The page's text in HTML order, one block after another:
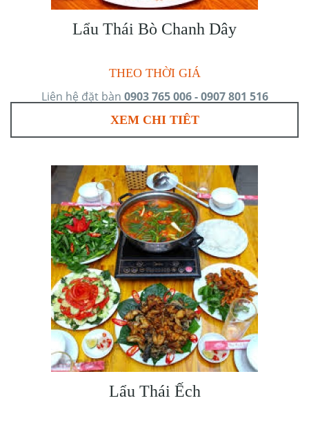
Lẩu Thái Bò Chanh Dây
THEO THỜI GIÁ
Liên hệ đặt bàn 0903 765 006 - 0907 801 516
XEM CHI TIÊT
Lẩu Thái Ếch